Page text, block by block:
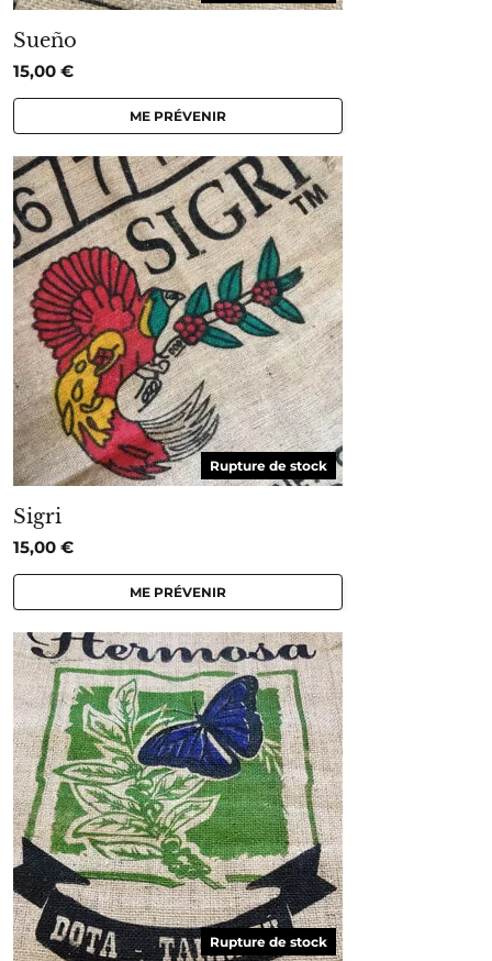
Sueño
15,00 €
ME PRÉVENIR
Rupture de stock
Sigri
15,00 €
ME PRÉVENIR
Rupture de stock